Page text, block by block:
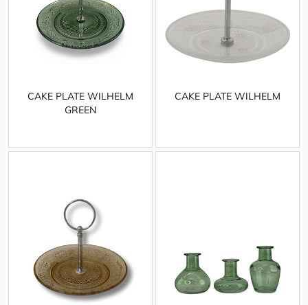
CAKE PLATE WILHELM
GREEN
CAKE PLATE WILHELM